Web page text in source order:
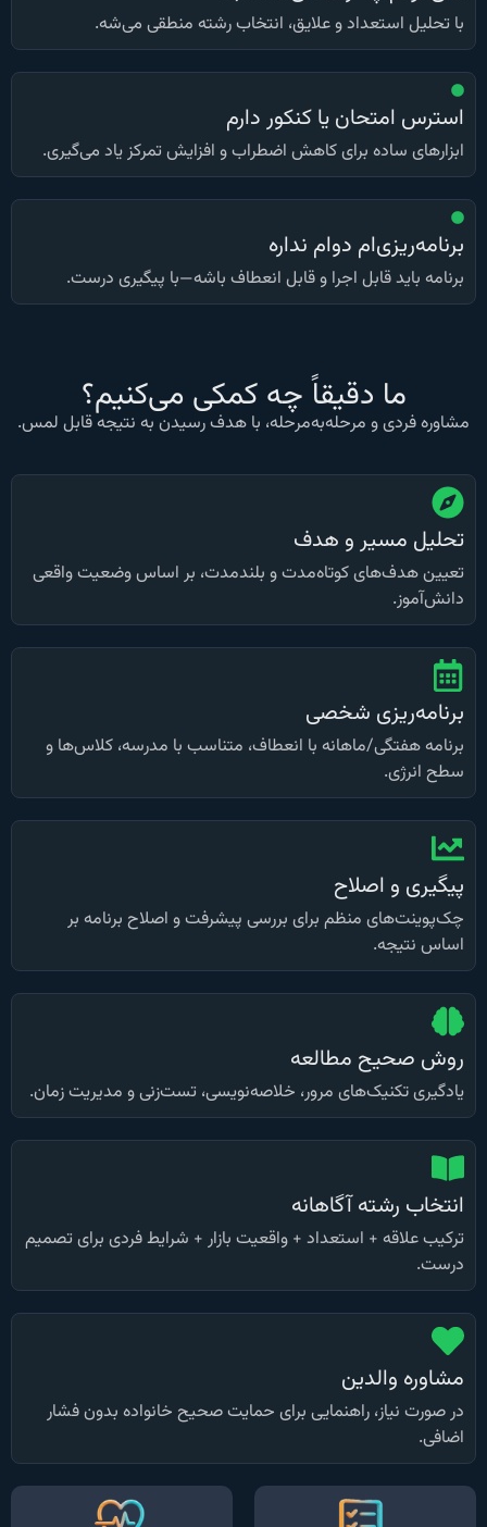
با تحلیل استعداد و علایق، انتخاب رشته منطقی می‌شه.
استرس امتحان یا کنکور دارم
ابزارهای ساده برای کاهش اضطراب و افزایش تمرکز یاد می‌گیری.
برنامه‌ریزی‌ام دوام نداره
برنامه باید قابل اجرا و قابل انعطاف باشه—با پیگیری درست.
ما دقیقاً چه کمکی می‌کنیم؟
مشاوره فردی و مرحله‌به‌مرحله، با هدف رسیدن به نتیجه قابل لمس.
تحلیل مسیر و هدف
تعیین هدف‌های کوتاه‌مدت و بلندمدت، بر اساس وضعیت واقعی
دانش‌آموز.
برنامه‌ریزی شخصی
برنامه هفتگی/ماهانه با انعطاف، متناسب با مدرسه، کلاس‌ها و
سطح انرژی.
پیگیری و اصلاح
چک‌پوینت‌های منظم برای بررسی پیشرفت و اصلاح برنامه بر
اساس نتیجه.
روش صحیح مطالعه
یادگیری تکنیک‌های مرور، خلاصه‌نویسی، تست‌زنی و مدیریت زمان.
انتخاب رشته آگاهانه
ترکیب علاقه + استعداد + واقعیت بازار + شرایط فردی برای تصمیم
درست.
مشاوره والدین
در صورت نیاز، راهنمایی برای حمایت صحیح خانواده بدون فشار
اضافی.